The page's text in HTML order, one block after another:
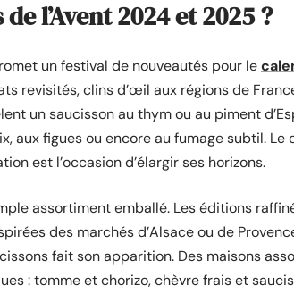
l’Avent 2024 et 2025 ?
un festival de nouveautés pour le
revisités, clins d’œil aux régions de
un saucisson au thym ou au piment
aux figues ou encore au fumage subtil.
est l’occasion d’élargir ses horizons.
assortiment emballé. Les éditions
des marchés d’Alsace ou de
fait son apparition. Des maisons
: tomme et chorizo, chèvre frais et